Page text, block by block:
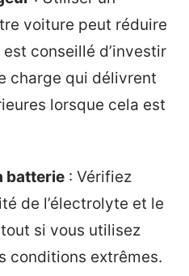
voiture peut réduire
conseillé d’investir
charge qui délivrent
lorsque cela est
batterie : Vérifiez
de l’électrolyte et le
si vous utilisez
conditions extrêmes.